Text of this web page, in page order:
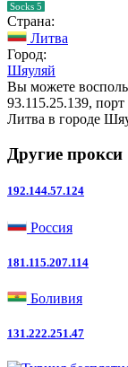
Socks 5
Страна:
Литва
Город:
Шяуляй
Вы можете
93.115.25.139, порт
Литва в городе
Другие прокси
192.144.57.124
Россия
181.115.207.114
Боливия
131.222.251.47